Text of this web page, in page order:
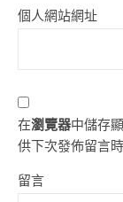
個人網站網址
在瀏覽器中儲存
供下次發佈留言
留言